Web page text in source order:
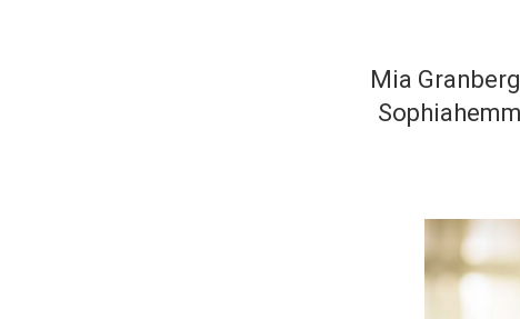
Mia